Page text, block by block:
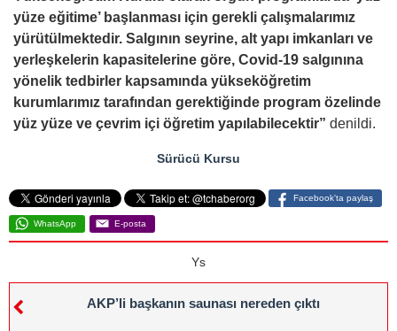
yüze eğitime’ başlanması için gerekli çalışmalarımız
yürütülmektedir. Salgının seyrine, alt yapı imkanları ve
yerleşkelerin kapasitelerine göre, Covid-19 salgınına
yönelik tedbirler kapsamında yükseköğretim
kurumlarımız tarafından gerektiğinde program özelinde
yüz yüze ve çevrim içi öğretim yapılabilecektir” denildi.
Sürücü Kursu
Facebook'ta paylaş
WhatsApp E-posta
Ys
AKP’li başkanın saunası nereden çıktı